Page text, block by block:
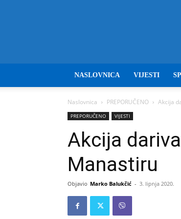
NASLOVNICA VIJESTI
Naslovnica PREPORUČENO Akcija
PREPORUČENO VIJESTI
Akcija
Manastiru
Objavio Marko Balukčić - 3. lipnja 2020.